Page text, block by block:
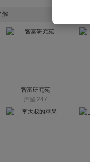
智富研究苑
声望:247